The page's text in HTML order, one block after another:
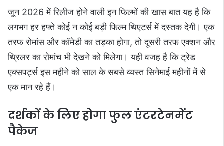
जून 2026 में रिलीज होने वाली इन फिल्मों की खास बात यह है कि
लगभग हर हफ्ते कोई न कोई बड़ी फिल्म थिएटर्स में दस्तक देगी। एक
तरफ रोमांस और कॉमेडी का तड़का होगा, तो दूसरी तरफ एक्शन और
थ्रिलर का रोमांच भी देखने को मिलेगा। यही वजह है कि ट्रेड
एक्सपर्ट्स इस महीने को साल के सबसे व्यस्त सिनेमाई महीनों में से
एक मान रहे हैं।
दर्शकों के लिए होगा फुल एंटरटेनमेंट
पैकेज